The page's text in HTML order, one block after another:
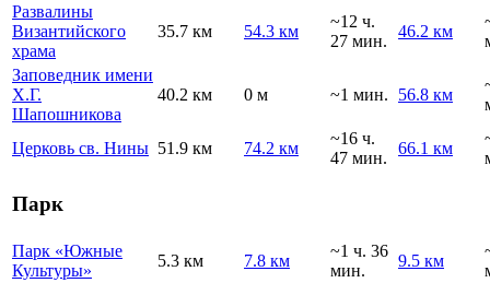
Развалины
Византийского
храма
35.7 км 54.3 км
~12 ч.
27 мин.
46.2 км
Заповедник имени
Х.Г.
Шапошникова
40.2 км 0 м ~1 мин. 56.8 км
Церковь св. Нины 51.9 км 74.2 км
~16 ч.
47 мин.
66.1 км
Парк
Парк «Южные
Культуры»
5.3 км 7.8 км
~1 ч. 36
мин.
9.5 км